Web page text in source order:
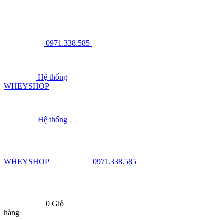
0971.338.585
Hệ thống
WHEYSHOP
Hệ thống
WHEYSHOP 0971.338.585
0 Giỏ
hàng